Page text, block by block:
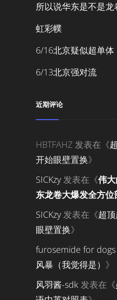
所以说华东是不是龙
虹彩幞
6/16北京疑似超单体
6/13北京强对流
近期评论
HBTFAHZ发表在《
开始眼壁置换》
SICKzy发表在《伟
东龙卷大爆发全方位
SICKzy发表在《超
眼壁置换》
furosemide for dogs
风暴（我觉得是） 》
风羽酱-sdk发表在《